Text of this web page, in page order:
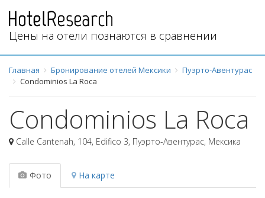
Цены на отели познаются в сравнении
Главная Бронирование отелей Мексики
Пуэрто-Авентурас
Condominios La Roca
Condominios La Roca
Calle Cantenah, 104, Edifico 3, Пуэрто-Авентурас, Мексика
Фото На карте